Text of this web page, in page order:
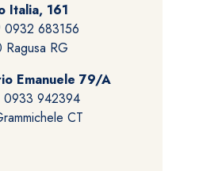
Italia, 161
0932 683156
Ragusa RG
Emanuele 79/A
0933 942394
CT